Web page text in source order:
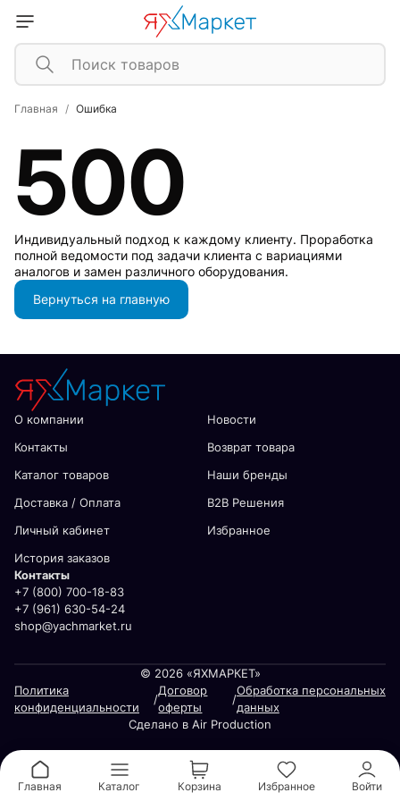
Главная Ошибка
500
Индивидуальный подход к каждому клиенту. Проработка
полной ведомости под задачи клиента с вариациями
аналогов и замен различного оборудования.
Вернуться на главную
О компании
Новости
Контакты
Возврат товара
Каталог товаров
Наши бренды
Доставка / Оплата
В2В Решения
Личный кабинет
Избранное
История заказов
Контакты
+7 (800) 700-18-83
+7 (961) 630-54-24
shop@yachmarket.ru
© 2026 «ЯХМАРКЕТ»
Политика
конфиденциальности
/
Договор
оферты
/
Обработка персональных
данных
Сделано в Air Production
Главная Каталог Корзина Избранное Войти